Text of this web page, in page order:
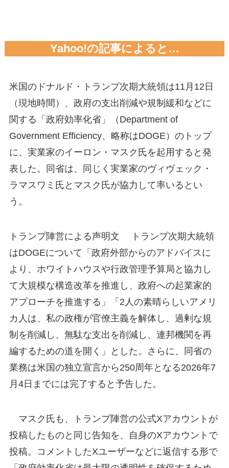
Yahoo!の記事によると…
米国のドナルド・トランプ次期大統領は11月12日
（現地時間）、政府の支出削減や規制緩和などに
関する「政府効率化省」（Department of
Government Efficiency、略称はDOGE）のトップ
に、実業家のイーロン・マスク氏を起用すると発
表した。同省は、同じく実業家のヴィヴェック・
ラマスワミ氏とマスク氏が協力して率いるとい
う。
トランプ陣営による声明文 トランプ次期大統領
はDOGEについて「政府外部からのアドバイスに
より、ホワイトハウスや行政管理予算局と協力し
て大規模な構造改革を推進し、政府への起業家的
アプローチを推進する」「2人の素晴らしいアメリ
カ人は、私の政権が官僚主義を解体し、過剰な規
制を削減し、無駄な支出を削減し、連邦機関を再
編するための道を開く」とした。さらに、同省の
業務は米国の独立宣言から250周年となる2026年7
月4日までには完了すると予告した。
マスク氏も、トランプ陣営の公式Xアカウントが
投稿したものと同じ告知を、自身のXアカウントで
投稿。コメントしたXユーザーなどに返信する形で